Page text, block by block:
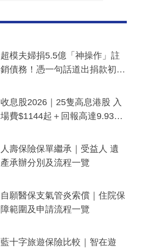
超模夫婦捐5.5億「神操作」註
銷債務！憑一句話道出捐款初
一度被誤當詐騙手段
收息股2026｜25隻高息港股 入
場費$1144起＋回報高達9.93
人壽保險保單繼承｜受益人 遺
產承辦分別及流程一覽
自願醫保支氣管炎索償｜住院保
障範圍及申請流程一覽
藍十字旅遊保險比較｜智在遊